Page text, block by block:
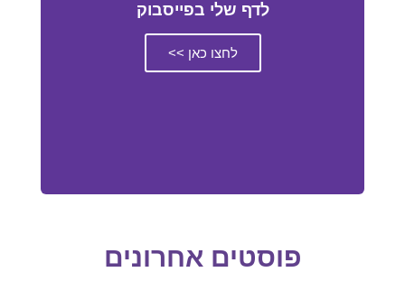
לדף שלי בפייסבוק
לחצו כאן >>
פוסטים אחרונים